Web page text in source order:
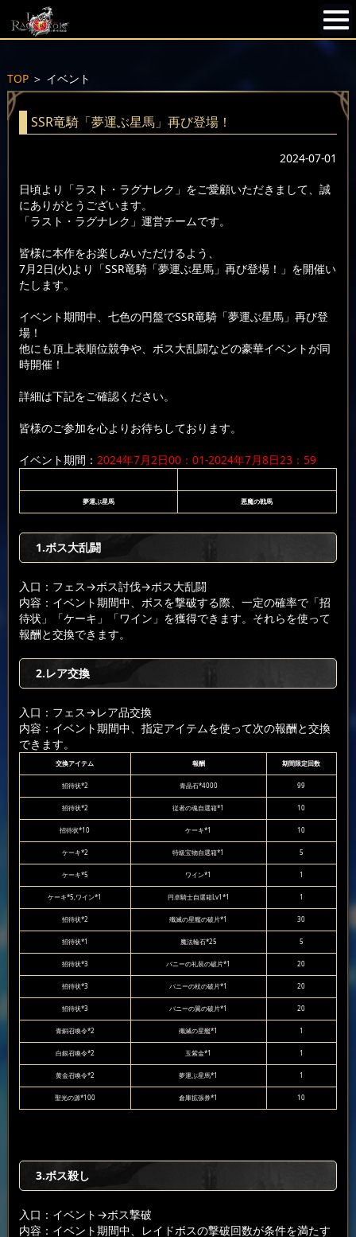
TOP＞ イベント
SSR竜騎「夢運ぶ星馬」再び登場！
2024-07-01
日頃より「ラスト・ラグナレク」をご愛顧いただきまして、誠
にありがとうございます。
「ラスト・ラグナレク」運営チームです。
皆様に本作をお楽しみいただけるよう、
7月2日(火)より「SSR竜騎「夢運ぶ星馬」再び登場！」を開催い
たします。
イベント期間中、七色の円盤でSSR竜騎「夢運ぶ星馬」再び登
場！
他にも頂上表順位競争や、ボス大乱闘などの豪華イベントが同
時開催！
詳細は下記をご確認ください。
皆様のご参加を心よりお待ちしております。
イベント期間： 2024年7月2日00：01-2024年7月8日23：59
夢運ぶ星馬 悪魔の戦馬
1.ボス大乱闘
入口：フェス→ボス討伐→ボス大乱闘
内容：イベント期間中、ボスを撃破する際、一定の確率で「招
待状」「ケーキ」「ワイン」を獲得できます。それらを使って
報酬と交換できます。
2.レア交換
入口：フェス→レア品交換
内容：イベント期間中、指定アイテムを使って次の報酬と交換
できます。
交換アイテム 報酬 期間限定回数
招待状*2 青晶石*4000 99
招待状*2 従者の魂自選箱*1 10
招待状*10 ケーキ*1 10
ケーキ*2 特級宝物自選箱*1 5
ケーキ*5 ワイン*1 1
ケーキ*5,ワイン*1 円卓騎士自選箱Lv1*1 1
招待状*2 殲滅の星艦の破片*1 30
招待状*1 魔法輪石*25 5
招待状*3 バニーの礼装の破片*1 20
招待状*3 バニーの杖の破片*1 20
招待状*3 バニーの翼の破片*1 20
青銅召喚令*2 殲滅の星艦*1 1
白銀召喚令*2 玉紫金*1 1
黄金召喚令*2 夢運ぶ星馬*1 1
聖光の源*100 倉庫拡張券*1 10
3.ボス殺し
入口：イベント →ボス撃破
内容：イベント期間中、レイドボスの撃破回数が条件を満たす